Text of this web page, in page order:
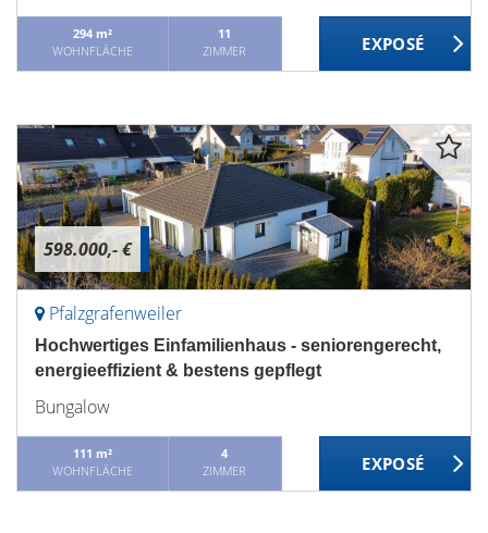
294 m²
WOHNFLÄCHE
11
ZIMMER
598.000,- €
Pfalzgrafenweiler
Hochwertiges Einfamilienhaus - seniorengerecht,
energieeffizient & bestens gepflegt
Bungalow
111 m²
WOHNFLÄCHE
4
ZIMMER